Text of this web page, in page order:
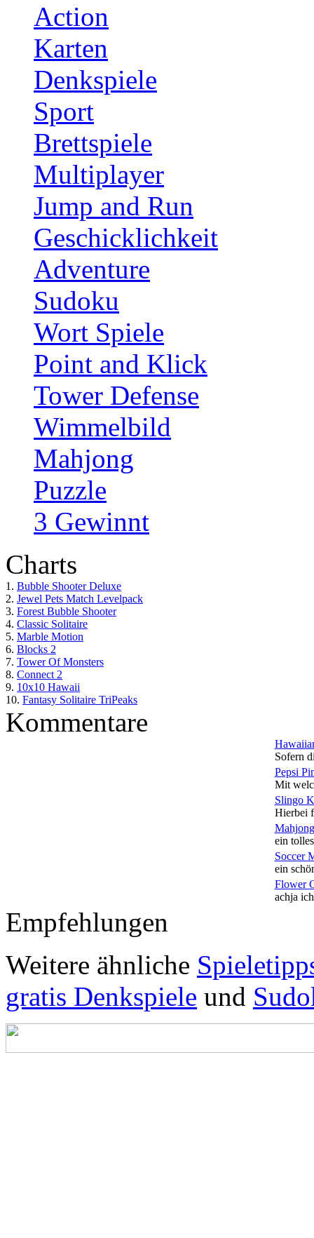
Action
Karten
Denkspiele
Sport
Brettspiele
Multiplayer
Jump and Run
Geschicklichkeit
Adventure
Sudoku
Wort Spiele
Point and Klick
Tower Defense
Wimmelbild
Mahjong
Puzzle
3 Gewinnt
Charts
1. Bubble Shooter Deluxe
2. Jewel Pets Match Levelpack
3. Forest Bubble Shooter
4. Classic Solitaire
5. Marble Motion
6. Blocks 2
7. Tower Of Monsters
8. Connect 2
9. 10x10 Hawaii
10. Fantasy Solitaire TriPeaks
Kommentare
Sofern
Pepsi
Mit
Slingo
Hierbei
ein
Soccer
ein
Flower
achja
Empfehlungen
Weitere ähnliche
gratis Denkspiele und